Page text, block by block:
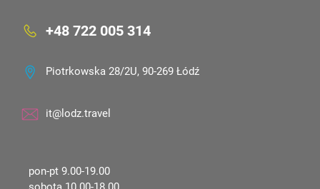
+48 722 005 314
Piotrkowska 28/2U, 90-269 Łódź
it@lodz.travel
pon-pt 9.00-19.00